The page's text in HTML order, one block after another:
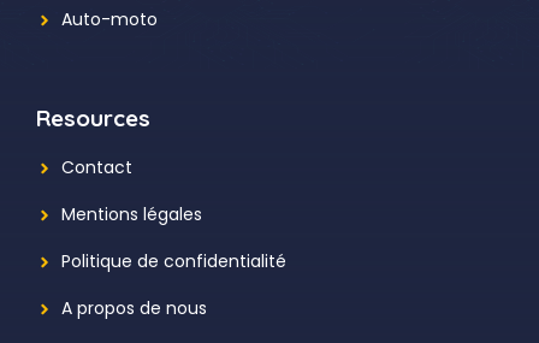
Auto-moto
Resources
Contact
Mentions légales
Politique de confidentialité
A propos de nous